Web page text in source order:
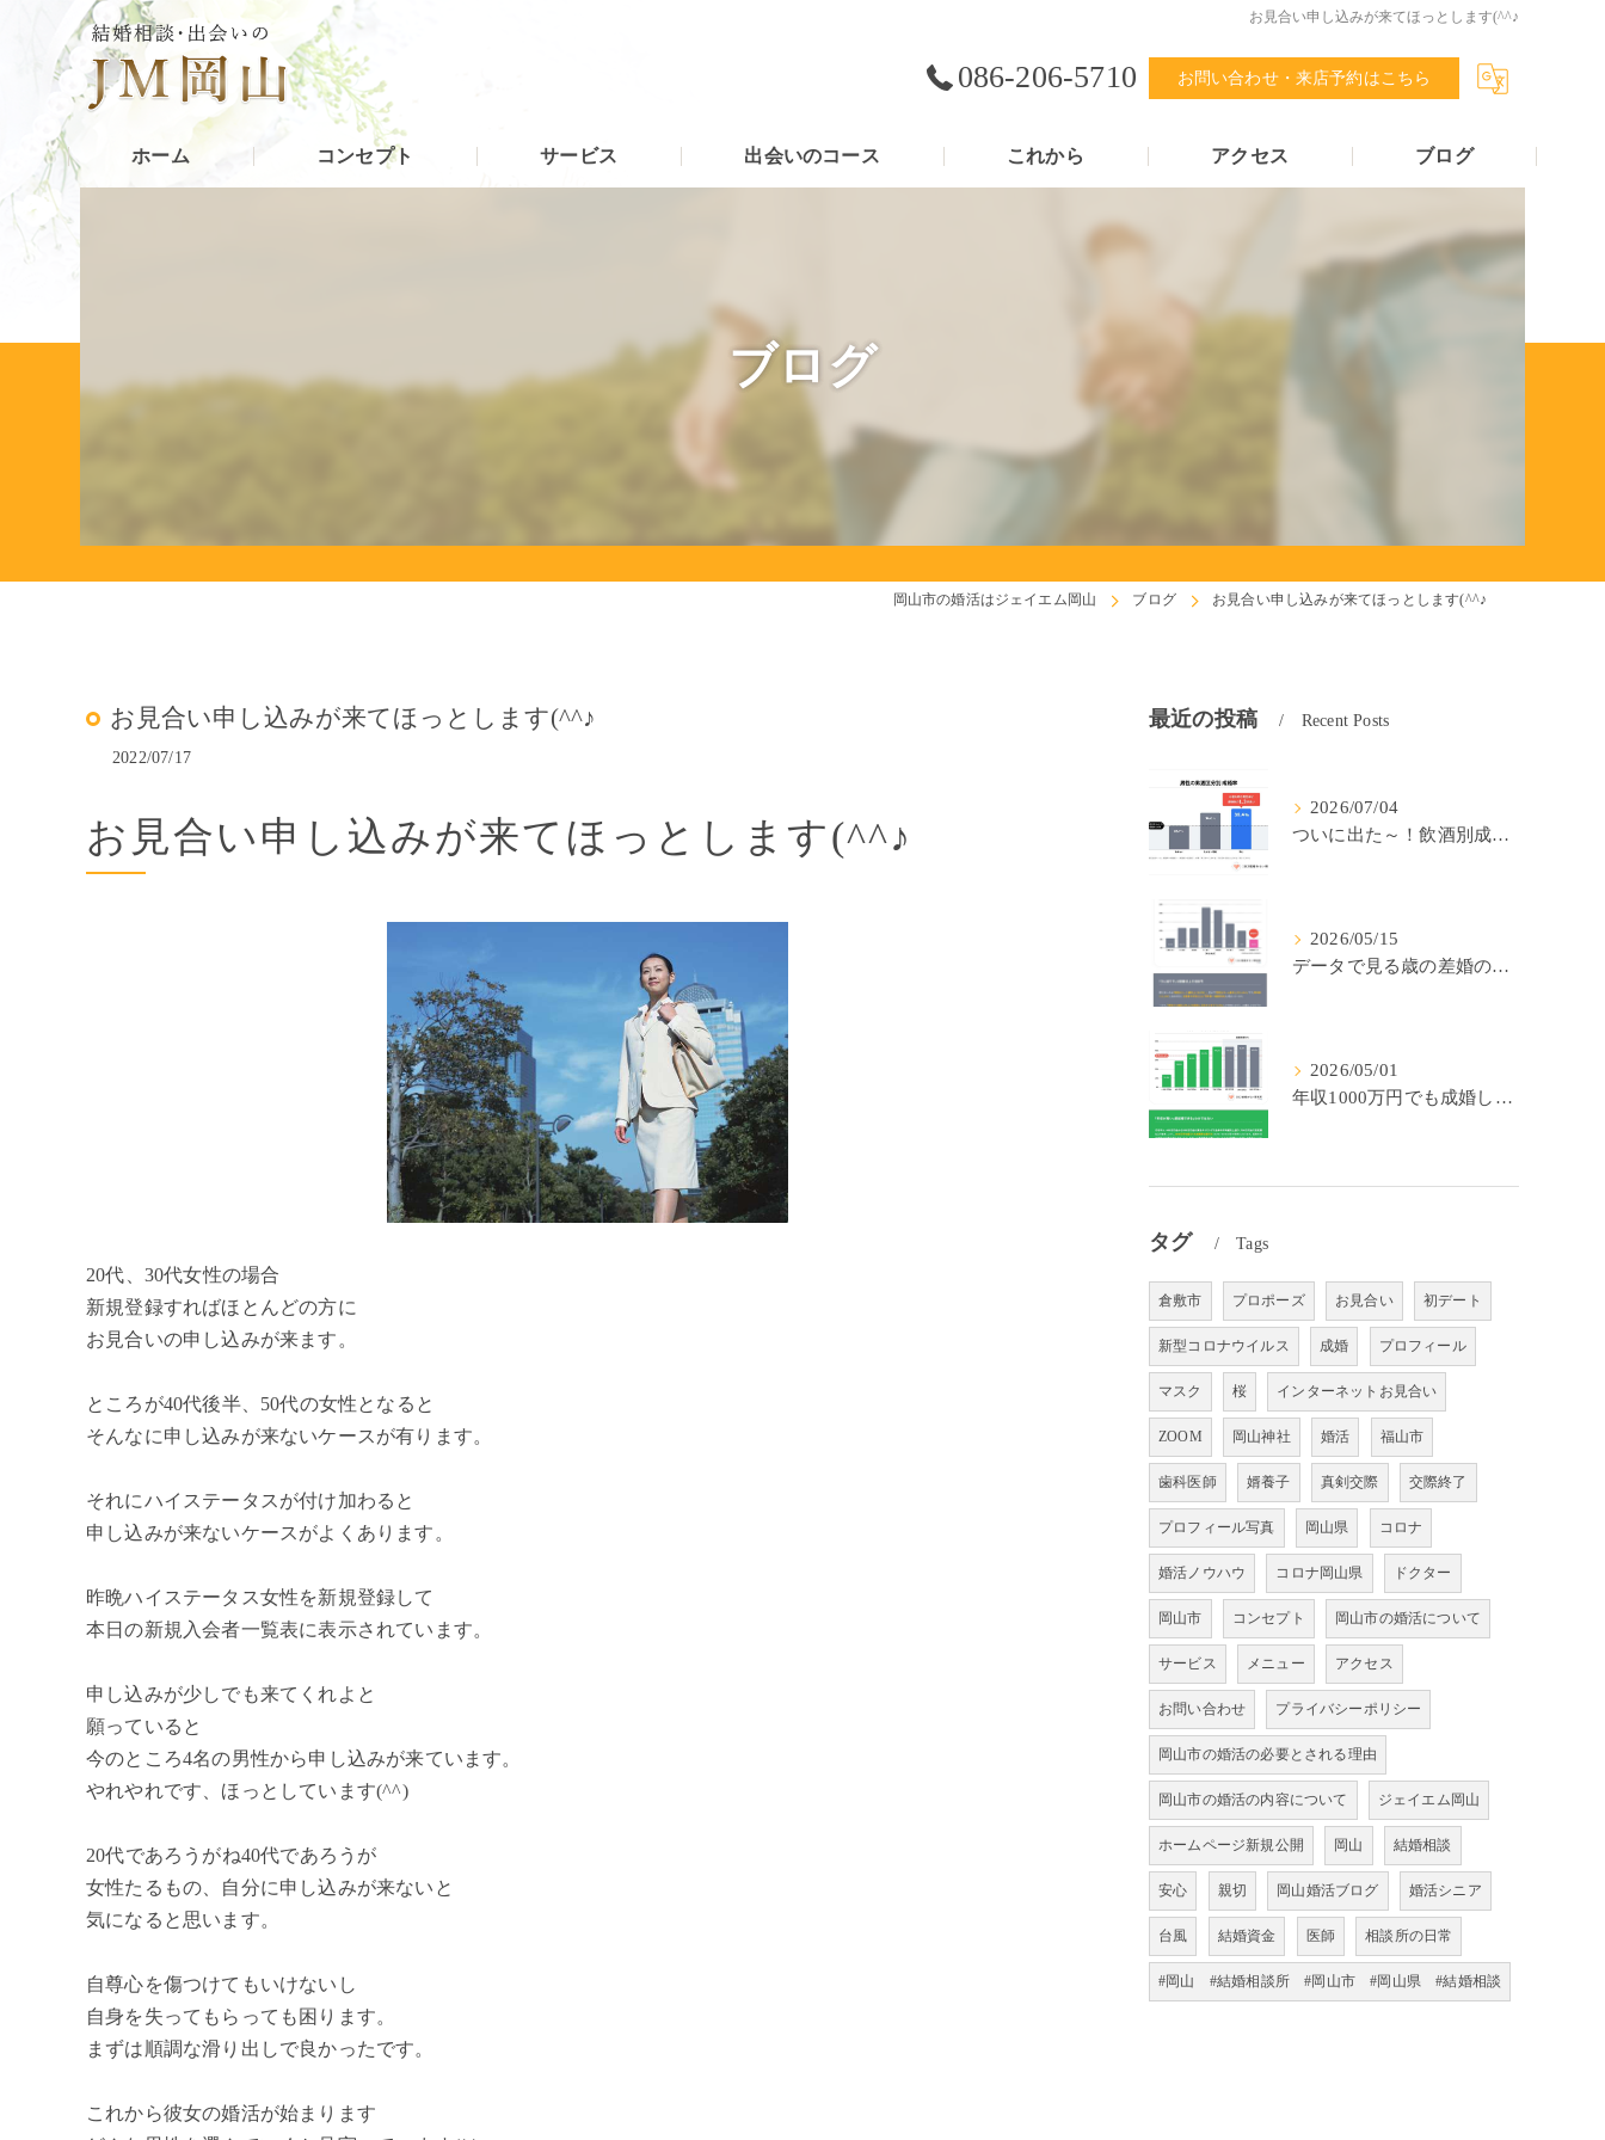
お見合い申し込みが来てほっとします(^^♪
086-206-5710 お問い合わせ・来店予約はこちら
ホーム コンセプト サービス 出会いのコース これから アクセス ブログ
ブログ
岡山市の婚活はジェイエム岡山 ブログ お見合い申し込みが来てほっとします(^^♪
お見合い申し込みが来てほっとします(^^♪
2022/07/17
お見合い申し込みが来てほっとします(^^♪
20代、30代女性の場合
新規登録すればほとんどの方に
お見合いの申し込みが来ます。
ところが40代後半、50代の女性となると
そんなに申し込みが来ないケースが有ります。
それにハイステータスが付け加わると
申し込みが来ないケースがよくあります。
昨晩ハイステータス女性を新規登録して
本日の新規入会者一覧表に表示されています。
申し込みが少しでも来てくれよと
願っていると
今のところ4名の男性から申し込みが来ています。
やれやれです、ほっとしています(^^)
20代であろうがね40代であろうが
女性たるもの、自分に申し込みが来ないと
気になると思います。
自尊心を傷つけてもいけないし
自身を失ってもらっても困ります。
まずは順調な滑り出しで良かったです。
これから彼女の婚活が始まります
最近の投稿 Recent Posts
2026/07/04
ついに出た～！飲酒別成婚率(IBJ)！
2026/05/15
データで見る歳の差婚の確率の低さ。
2026/05/01
年収1000万円でも成婚しやすいとは限らない? 「年収帯別の成婚率」のリアル
タグ Tags
倉敷市 プロポーズ お見合い 初デート
新型コロナウイルス 成婚 プロフィール
マスク 桜 インターネットお見合い
ZOOM 岡山神社 婚活 福山市
歯科医師 婿養子 真剣交際 交際終了
プロフィール写真 岡山県 コロナ
婚活ノウハウ コロナ岡山県 ドクター
岡山市 コンセプト 岡山市の婚活について
サービス メニュー アクセス
お問い合わせ プライバシーポリシー
岡山市の婚活の必要とされる理由
岡山市の婚活の内容について ジェイエム岡山
ホームページ新規公開 岡山 結婚相談
安心 親切 岡山婚活ブログ 婚活シニア
台風 結婚資金 医師 相談所の日常
#岡山 #結婚相談所 #岡山市 #岡山県 #結婚相談